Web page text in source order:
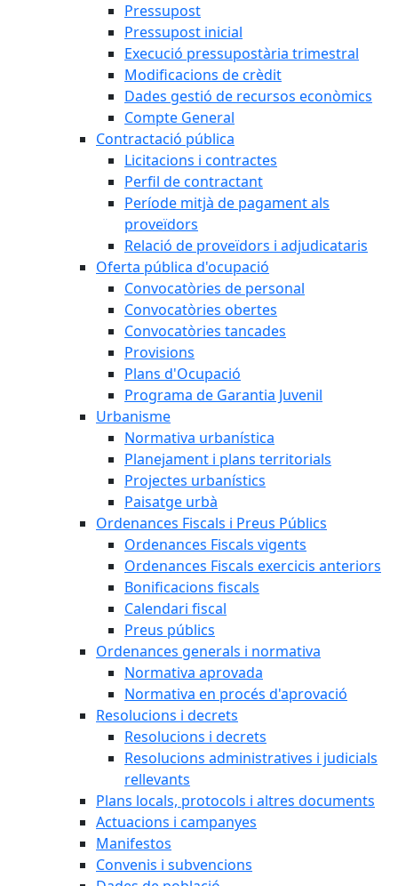
Pressupost
Pressupost inicial
Execució pressupostària trimestral
Modificacions de crèdit
Dades gestió de recursos econòmics
Compte General
Contractació pública
Licitacions i contractes
Perfil de contractant
Període mitjà de pagament als
proveïdors
Relació de proveïdors i adjudicataris
Oferta pública d'ocupació
Convocatòries de personal
Convocatòries obertes
Convocatòries tancades
Provisions
Plans d'Ocupació
Programa de Garantia Juvenil
Urbanisme
Normativa urbanística
Planejament i plans territorials
Projectes urbanístics
Paisatge urbà
Ordenances Fiscals i Preus Públics
Ordenances Fiscals vigents
Ordenances Fiscals exercicis anteriors
Bonificacions fiscals
Calendari fiscal
Preus públics
Ordenances generals i normativa
Normativa aprovada
Normativa en procés d'aprovació
Resolucions i decrets
Resolucions i decrets
Resolucions administratives i judicials
rellevants
Plans locals, protocols i altres documents
Actuacions i campanyes
Manifestos
Convenis i subvencions